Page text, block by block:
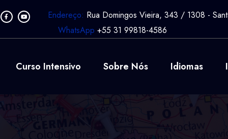
Endereço: Rua Domingos Vieira, 343 / 1308 -
WhatsApp+55 31 99818-4586
Curso Intensivo Sobre Nós Idiomas